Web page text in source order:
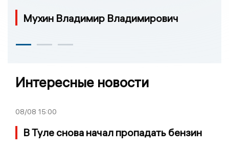
Мухин Владимир Владимирович
Интересные новости
08/08 15:00
В Туле снова начал пропадать бензин